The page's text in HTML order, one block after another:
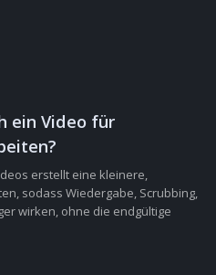
ein Video für
erstellt eine kleinere,
sodass Wiedergabe, Scrubbing,
wirken, ohne die endgültige